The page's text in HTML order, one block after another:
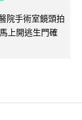
院手術室鏡頭拍
上開逃生門確